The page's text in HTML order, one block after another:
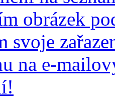
obrázek
svoje
na e-